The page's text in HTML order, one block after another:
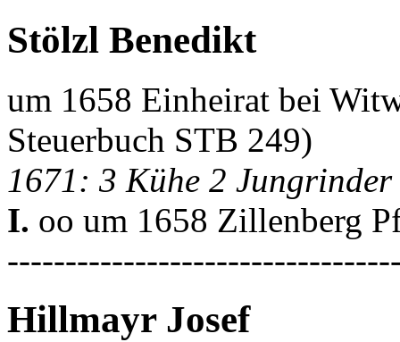
Stölzl Benedikt
um 1658 Einheirat bei
Steuerbuch STB 249)
1671: 3 Kühe 2
I. oo um 1658 Zillenberg
Hillmayr Josef